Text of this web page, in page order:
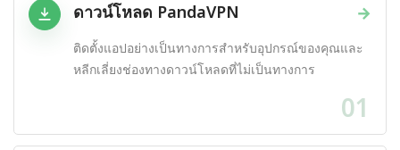
→
ดาวน์โหลด PandaVPN
ติดตั้งแอปอย่างเป็นทางการสำหรับอุปกรณ์ของคุณและ
หลีกเลี่ยงช่องทางดาวน์โหลดที่ไม่เป็นทางการ
01